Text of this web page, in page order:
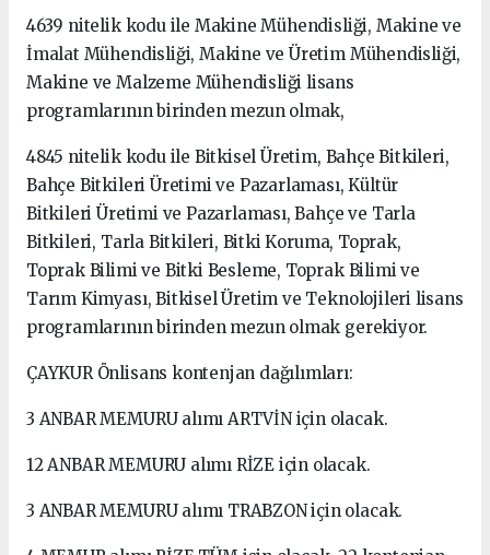
4639 nitelik kodu ile Makine Mühendisliği, Makine ve
İmalat Mühendisliği, Makine ve Üretim Mühendisliği,
Makine ve Malzeme Mühendisliği lisans
programlarının birinden mezun olmak,
4845 nitelik kodu ile Bitkisel Üretim, Bahçe Bitkileri,
Bahçe Bitkileri Üretimi ve Pazarlaması, Kültür
Bitkileri Üretimi ve Pazarlaması, Bahçe ve Tarla
Bitkileri, Tarla Bitkileri, Bitki Koruma, Toprak,
Toprak Bilimi ve Bitki Besleme, Toprak Bilimi ve
Tarım Kimyası, Bitkisel Üretim ve Teknolojileri lisans
programlarının birinden mezun olmak gerekiyor.
ÇAYKUR Önlisans kontenjan dağılımları:
3 ANBAR MEMURU alımı ARTVİN için olacak.
12 ANBAR MEMURU alımı RİZE için olacak.
3 ANBAR MEMURU alımı TRABZON için olacak.